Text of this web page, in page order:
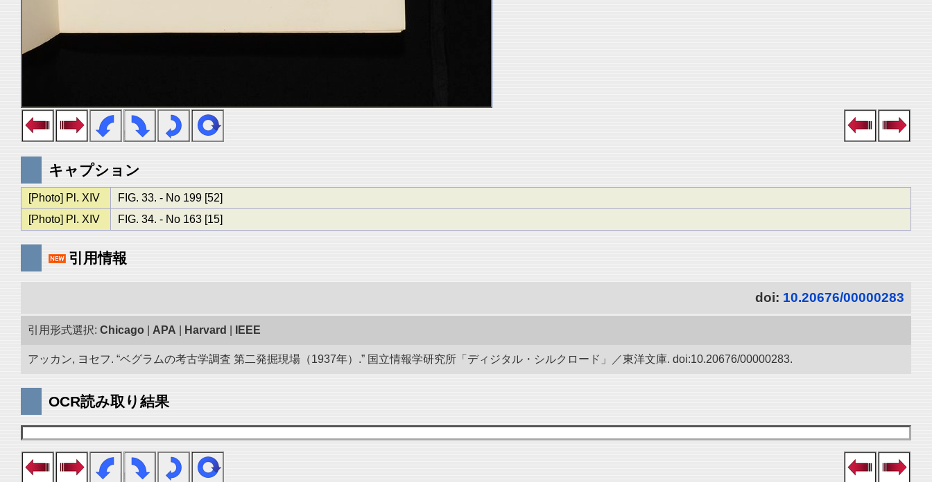
キャプション
[Photo] Pl. XIV
FIG. 33. - No 199 [52]
[Photo] Pl. XIV
FIG. 34. - No 163 [15]
引用情報
doi: 10.20676/00000283
引用形式選択: Chicago APA Harvard IEEE
アッカン, ヨセフ. “ベグラムの考古学調査 第二発掘現場（1937年）.” 国立情報学研究所「ディジタル・シルクロード」／東洋文庫. doi:10.20676/00000283.
OCR読み取り結果